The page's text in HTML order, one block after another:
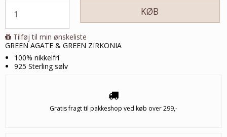
KØB
Tilføj til min ønskeliste
GREEN AGATE & GREEN ZIRKONIA
100% nikkelfri
925 Sterling sølv
Gratis fragt til pakkeshop ved køb over 299,-